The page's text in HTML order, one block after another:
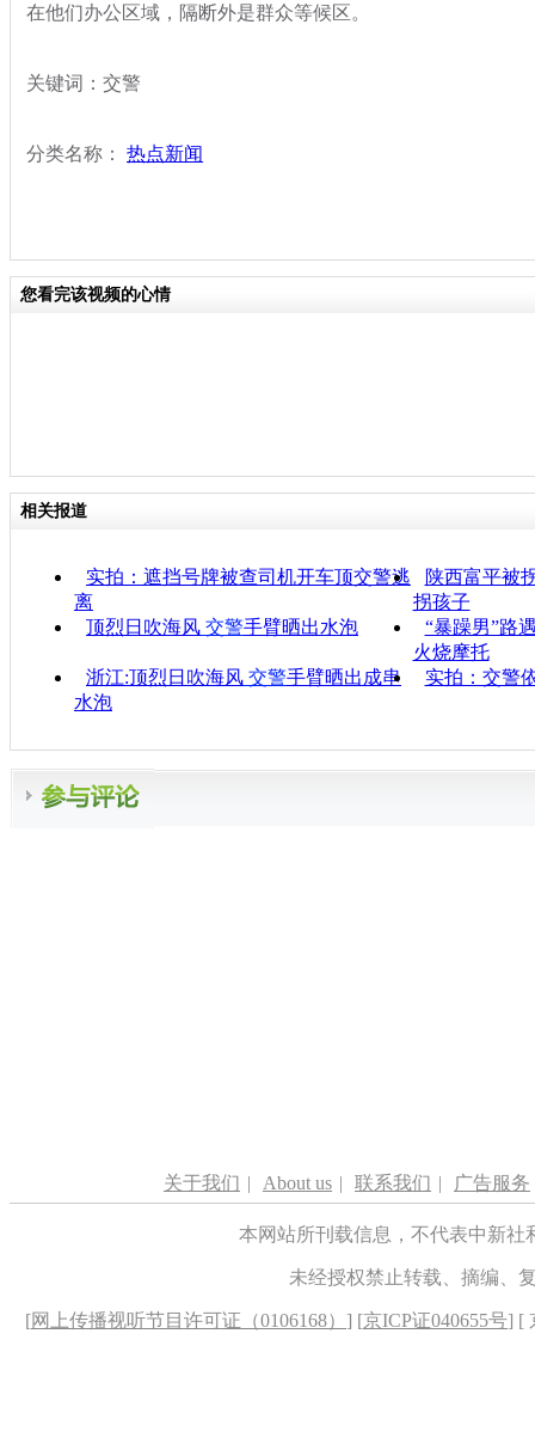
在他们办公区域，隔断外是群众等候区。
关键词：交警
分类名称： 热点新闻
您看完该视频的心情
相关报道
实拍：遮挡号牌被查司机开车顶交警逃
离
陕西富平被
拐孩子
顶烈日吹海风 交警手臂晒出水泡
“暴躁男”路
火烧摩托
浙江:顶烈日吹海风 交警手臂晒出成串
水泡
实拍：交警
关于我们 | About us | 联系我们 | 广告服务
本网站所刊载信息，不代表中新
未经授权禁止转载、摘编、
[网上传播视听节目许可证（0106168） ] [京ICP证040655号] [